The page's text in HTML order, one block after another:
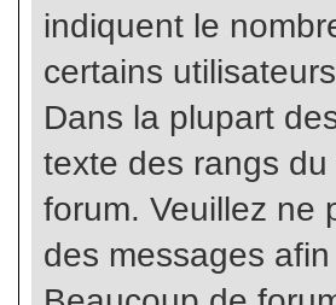
indiquent le
certains
Dans la plupart
texte des rangs du
forum. Veuillez ne
des messages